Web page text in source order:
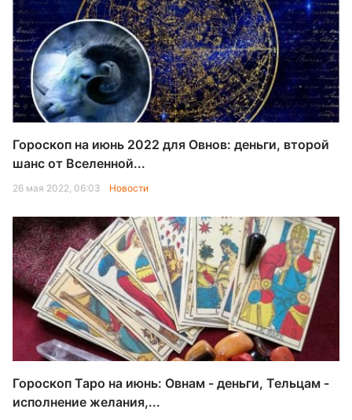
Гороскоп на июнь 2022 для Овнов: деньги, второй
шанс от Вселенной...
26 мая 2022, 06:03 Новости
Гороскоп Таро на июнь: Овнам - деньги, Тельцам -
исполнение желания,...